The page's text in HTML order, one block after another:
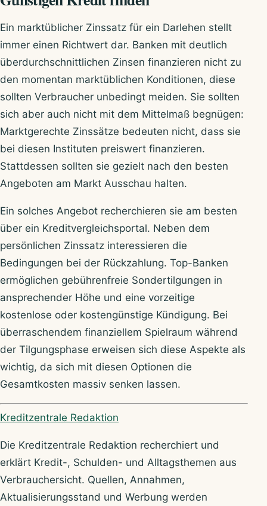
Ein marktüblicher Zinssatz für ein Darlehen stellt
immer einen Richtwert dar. Banken mit deutlich
überdurchschnittlichen Zinsen finanzieren nicht zu
den momentan marktüblichen Konditionen, diese
sollten Verbraucher unbedingt meiden. Sie sollten
sich aber auch nicht mit dem Mittelmaß begnügen:
Marktgerechte Zinssätze bedeuten nicht, dass sie
bei diesen Instituten preiswert finanzieren.
Stattdessen sollten sie gezielt nach den besten
Angeboten am Markt Ausschau halten.
Ein solches Angebot recherchieren sie am besten
über ein Kreditvergleichsportal. Neben dem
persönlichen Zinssatz interessieren die
Bedingungen bei der Rückzahlung. Top-Banken
ermöglichen gebührenfreie Sondertilgungen in
ansprechender Höhe und eine vorzeitige
kostenlose oder kostengünstige Kündigung. Bei
überraschendem finanziellem Spielraum während
der Tilgungsphase erweisen sich diese Aspekte als
wichtig, da sich mit diesen Optionen die
Gesamtkosten massiv senken lassen.
Über Kreditzentrale
Kreditzentrale Redaktion
Die Kreditzentrale Redaktion recherchiert und
erklärt Kredit-, Schulden- und Alltagsthemen aus
Verbrauchersicht. Quellen, Annahmen,
Aktualisierungsstand und Werbung werden